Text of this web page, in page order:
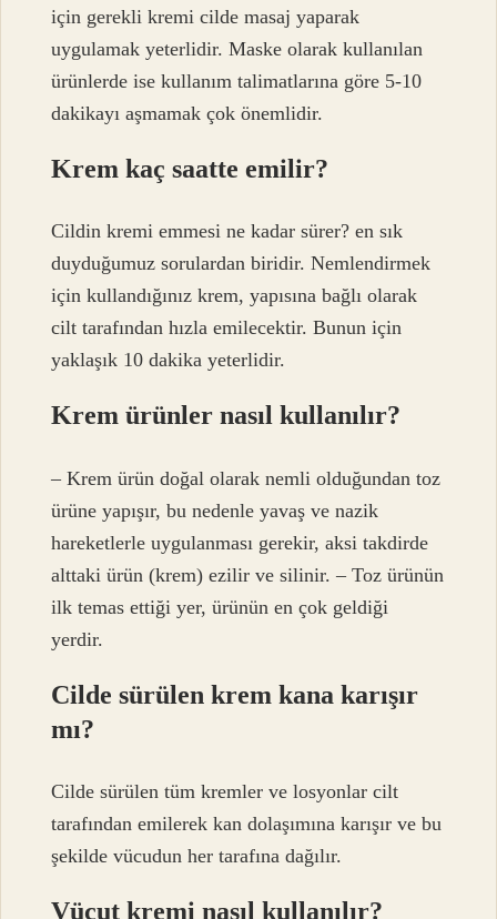
için gerekli kremi cilde masaj yaparak
uygulamak yeterlidir. Maske olarak kullanılan
ürünlerde ise kullanım talimatlarına göre 5-10
dakikayı aşmamak çok önemlidir.
Krem kaç saatte emilir?
Cildin kremi emmesi ne kadar sürer? en sık
duyduğumuz sorulardan biridir. Nemlendirmek
için kullandığınız krem, yapısına bağlı olarak
cilt tarafından hızla emilecektir. Bunun için
yaklaşık 10 dakika yeterlidir.
Krem ürünler nasıl kullanılır?
– Krem ürün doğal olarak nemli olduğundan toz
ürüne yapışır, bu nedenle yavaş ve nazik
hareketlerle uygulanması gerekir, aksi takdirde
alttaki ürün (krem) ezilir ve silinir. – Toz ürünün
ilk temas ettiği yer, ürünün en çok geldiği
yerdir.
Cilde sürülen krem kana karışır
mı?
Cilde sürülen tüm kremler ve losyonlar cilt
tarafından emilerek kan dolaşımına karışır ve bu
şekilde vücudun her tarafına dağılır.
Vücut kremi nasıl kullanılır?